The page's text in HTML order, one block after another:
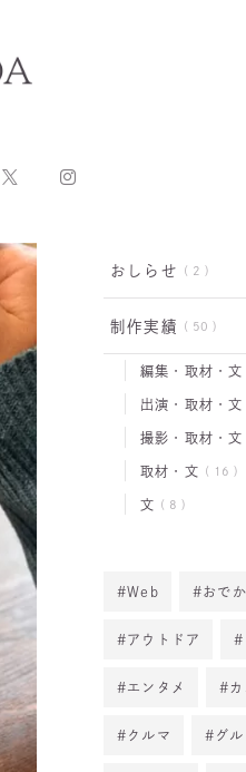
おしらせ 2
制作実績 50
編集・取材・文
出演・取材・文
撮影・取材・文
取材・文 16
文 8
Web おで
アウトドア
エンタメ
クルマ グル